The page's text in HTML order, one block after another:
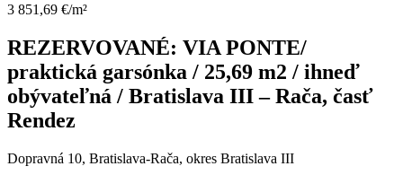
3 851,69 €/m²
REZERVOVANÉ: VIA PONTE/
praktická garsónka / 25,69 m2 / ihneď
obývateľná / Bratislava III – Rača, časť
Rendez
Dopravná 10, Bratislava-Rača, okres Bratislava III